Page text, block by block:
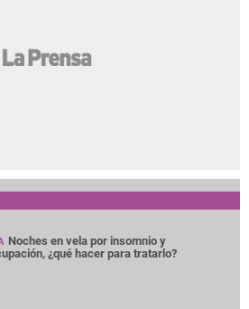
Noches en vela por insomnio y
¿qué hacer para tratarlo?